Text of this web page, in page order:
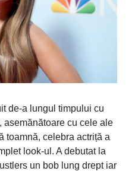
de-a lungul timpului cu
asemănătoare cu cele ale
toamnă, celebra actriță a
look-ul. A debutat la
un bob lung drept iar